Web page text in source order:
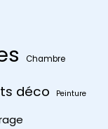
Chambre
déco Peinture